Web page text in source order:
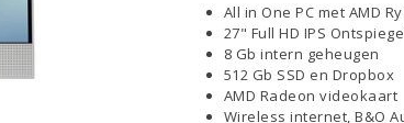
All in One PC met AMD
27" Full HD IPS
8 Gb intern geheugen
512 Gb SSD en Dropbox
AMD Radeon videokaart
Wireless internet, B&O